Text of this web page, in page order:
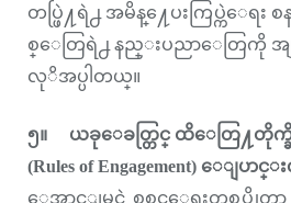
တပ္ဖြဲ႔ရဲ႕ အမိန္႔ေပးကြပ္ကဲေရး
စ္ေတြရဲ႕ နည္းပညာေတြကို အျပ
လုိအပ္ပါတယ္။
၅။ ယခုေခတ္တြင္ ထိေတြ႔တိုက္ခို
(Rules of Engagement) ေျပ
ေအာင္ျမင္တဲ့ စစ္ဆင္ေရးတစ္ရပ္